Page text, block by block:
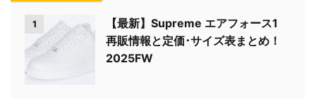
1
【最新】Supreme エアフォース1
再販情報と定価･サイズ表まとめ！
2025FW